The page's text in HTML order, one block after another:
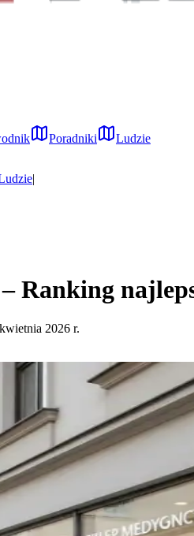
Poradniki
Ludzie
|
Ranking
2026 r.